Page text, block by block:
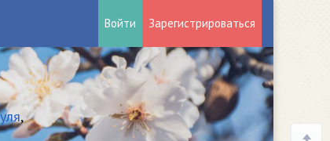
Войти Зарегистрироваться
,